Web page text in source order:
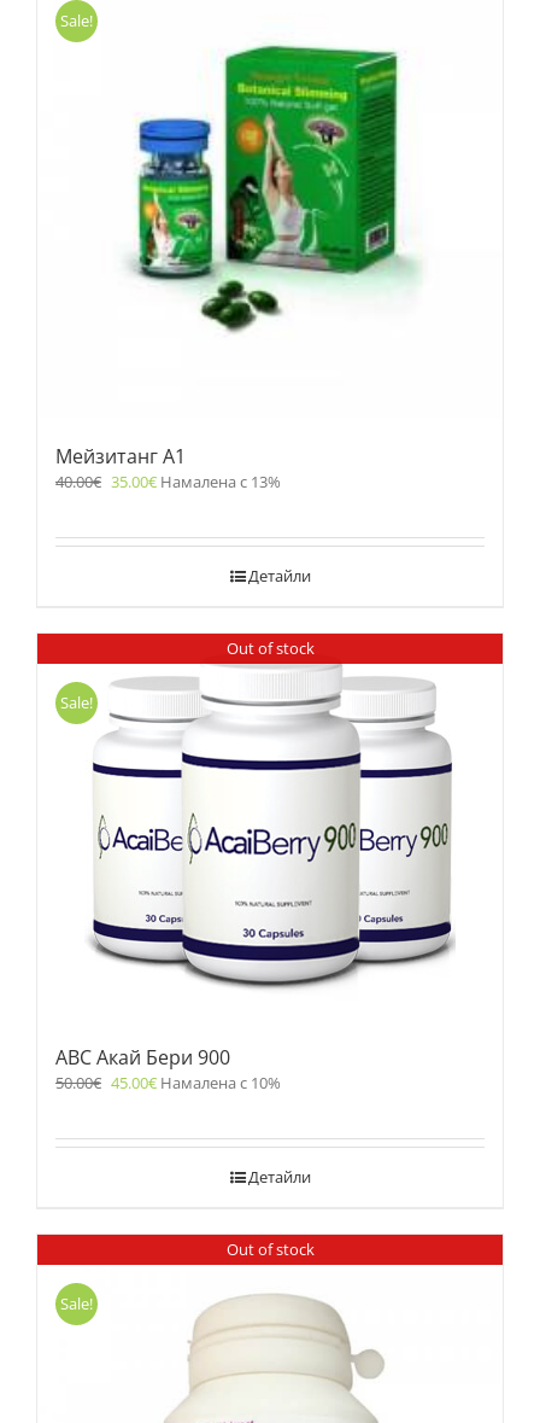
Sale!
Мейзитанг A1
40.00€ 35.00€ Намалена с 13%
Детайли
Out of stock
Sale!
ABC Акай Бери 900
50.00€ 45.00€ Намалена с 10%
Детайли
Out of stock
Sale!